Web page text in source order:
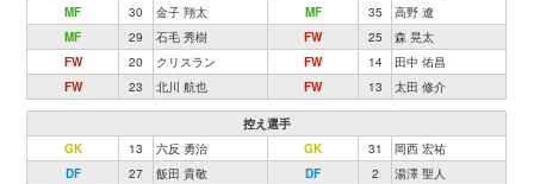
MF
30 金子 翔太 MF 35
高野 遼
MF
29 石毛 秀樹 FW 25
森 晃太
FW
20 クリスラン FW 14
田中 佑昌
FW
23 北川 航也 FW 13 太田 修介
控え選手
GK
13 六反 勇治 GK 31
岡西 宏祐
DF
27 飯田 貴敬 DF 2
湯澤 聖人